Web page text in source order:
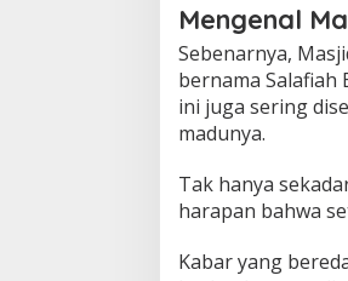
Mengenal
Sebenarnya,
bernama Salafiah
ini juga sering
madunya.
Tak hanya
harapan bahwa
Kabar yang